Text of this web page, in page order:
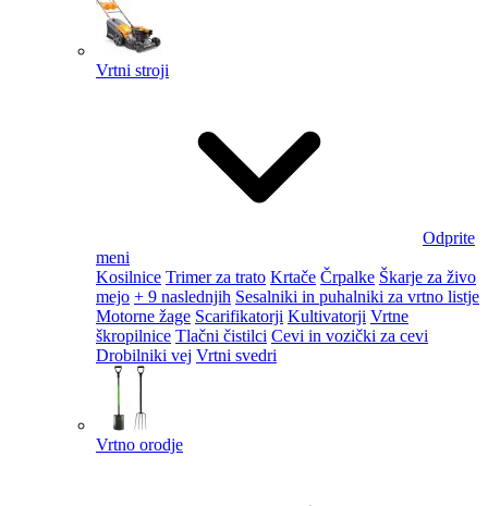
Vrtni stroji
Odprite
meni
Kosilnice Trimer za trato Krtače Črpalke Škarje za živo
mejo + 9 naslednjih Sesalniki in puhalniki za vrtno listje
Motorne žage Scarifikatorji Kultivatorji Vrtne
škropilnice Tlačni čistilci Cevi in vozički za cevi
Drobilniki vej Vrtni svedri
Vrtno orodje